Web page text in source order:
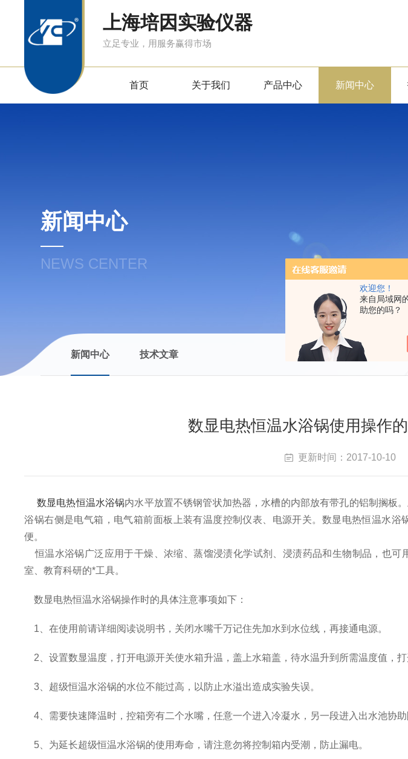
欢迎您！
来自局域网
助您的吗？
上海培因实验仪器
立足专业，用服务赢得市场
首页 关于我们 产品中心 新闻中心
新闻中心
NEWS CENTER
新闻中心 技术文章
数显电热恒温水浴锅使用操作
更新时间：2017-10-10
数显电热恒温水浴锅内水平放置不锈钢管状加热器，水槽的内部放有带孔的铝制搁板
浴锅右侧是电气箱，电气箱前面板上装有温度控制仪表、电源开关。数显电热恒温水
便。
恒温水浴锅广泛应用于干燥、浓缩、蒸馏浸渍化学试剂、浸渍药品和生物制品，也
室、教育科研的*工具。
数显电热恒温水浴锅操作时的具体注意事项如下：
1、在使用前请详细阅读说明书，关闭水嘴千万记住先加水到水位线，再接通电源。
2、设置数显温度，打开电源开关使水箱升温，盖上水箱盖，待水温升到所需温度值，
3、超级恒温水浴锅的水位不能过高，以防止水溢出造成实验失误。
4、需要快速降温时，控箱旁有二个水嘴，任意一个进入冷凝水，另一段进入出水池协助
5、为延长超级恒温水浴锅的使用寿命，请注意勿将控制箱内受潮，防止漏电。